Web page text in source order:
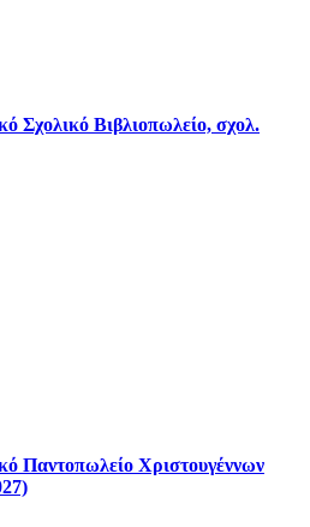
Σχολικό Βιβλιοπωλείο, σχολ.
Παντοπωλείο Χριστουγέννων